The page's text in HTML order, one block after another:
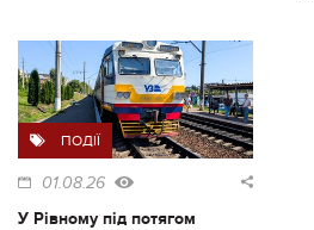
ПОДІЇ
01.08.26
У Рівному під потягом